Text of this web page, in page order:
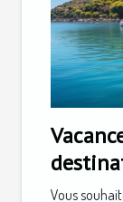
Vous